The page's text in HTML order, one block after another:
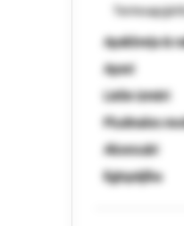
Apakšveļa &
Apavi
Lielie izmēri
Pludmales
Aksesuāri
Ilgtspējība